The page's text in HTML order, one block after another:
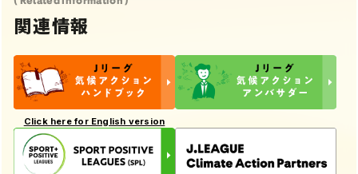
関連情報
Click here for English version